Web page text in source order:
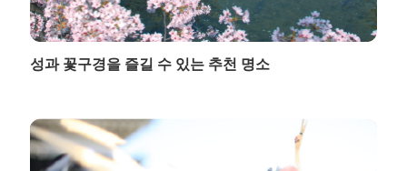
성과 꽃구경을 즐길 수 있는 추천 명소